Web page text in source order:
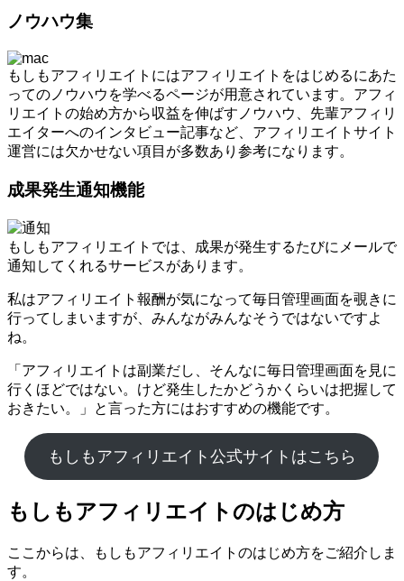
ノウハウ集
もしもアフィリエイトにはアフィリエイトをはじめるにあた
ってのノウハウを学べるページが用意されています。アフィ
リエイトの始め方から収益を伸ばすノウハウ、先輩アフィリ
エイターへのインタビュー記事など、アフィリエイトサイト
運営には欠かせない項目が多数あり参考になります。
成果発生通知機能
もしもアフィリエイトでは、成果が発生するたびにメールで
通知してくれるサービスがあります。
私はアフィリエイト報酬が気になって毎日管理画面を覗きに
行ってしまいますが、みんながみんなそうではないですよ
ね。
「アフィリエイトは副業だし、そんなに毎日管理画面を見に
行くほどではない。けど発生したかどうかくらいは把握して
おきたい。」と言った方にはおすすめの機能です。
もしもアフィリエイト公式サイトはこちら
もしもアフィリエイトのはじめ方
ここからは、もしもアフィリエイトのはじめ方をご紹介しま
す。